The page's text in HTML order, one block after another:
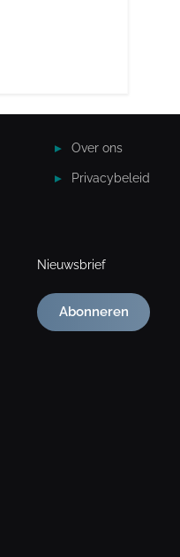
Over ons
Privacybeleid
Nieuwsbrief
Abonneren